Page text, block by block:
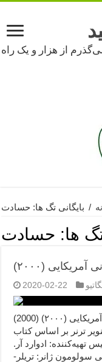
از هزار و یک راه
/ بایگانی تگ ها: حسادت
ها: حسادت
آمریکایی (۲۰۰۰)
2020-02-22
روانی آمریکایی (۲۰۰۰) (2000) American Psycho کارگردان:
ترنر بر اساس کتاب
تهیه‌کننده: ادوارد آر.
ژانر: تریلر-